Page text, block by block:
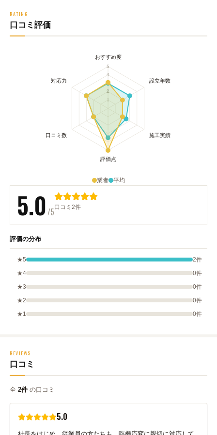
RATING
口コミ評価
業者 平均
5.0/5口コミ2件
評価の分布
★5
2件
★4
0件
★3
0件
★2
0件
★1
0件
REVIEWS
口コミ
全 2件 の口コミ
5.0